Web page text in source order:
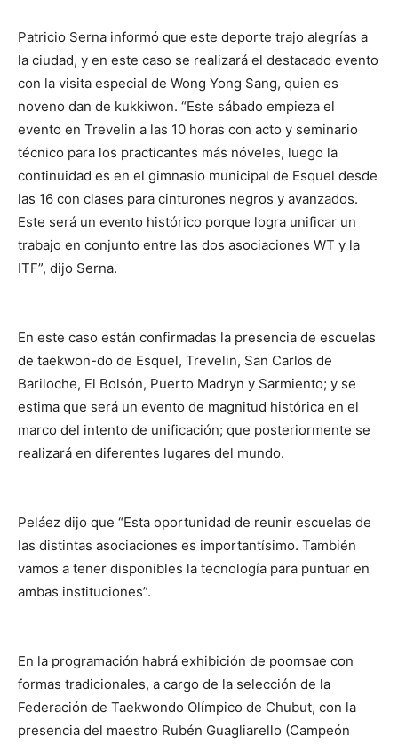
Patricio Serna informó que este deporte trajo alegrías a
la ciudad, y en este caso se realizará el destacado evento
con la visita especial de Wong Yong Sang, quien es
noveno dan de kukkiwon. “Este sábado empieza el
evento en Trevelin a las 10 horas con acto y seminario
técnico para los practicantes más nóveles, luego la
continuidad es en el gimnasio municipal de Esquel desde
las 16 con clases para cinturones negros y avanzados.
Este será un evento histórico porque logra unificar un
trabajo en conjunto entre las dos asociaciones WT y la
ITF”, dijo Serna.
En este caso están confirmadas la presencia de escuelas
de taekwon-do de Esquel, Trevelin, San Carlos de
Bariloche, El Bolsón, Puerto Madryn y Sarmiento; y se
estima que será un evento de magnitud histórica en el
marco del intento de unificación; que posteriormente se
realizará en diferentes lugares del mundo.
Peláez dijo que “Esta oportunidad de reunir escuelas de
las distintas asociaciones es importantísimo. También
vamos a tener disponibles la tecnología para puntuar en
ambas instituciones”.
En la programación habrá exhibición de poomsae con
formas tradicionales, a cargo de la selección de la
Federación de Taekwondo Olímpico de Chubut, con la
presencia del maestro Rubén Guagliarello (Campeón